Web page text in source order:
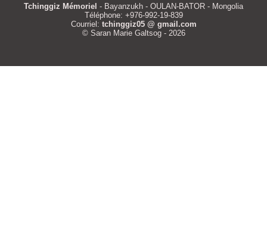
Tchinggiz Mémoriel - Bayanzukh - OULAN-BATOR - Mongolia
Téléphone: +976-992-19-839
Courriel: tchinggiz05 @ gmail.com
© Saran Marie Galtsog - 2026